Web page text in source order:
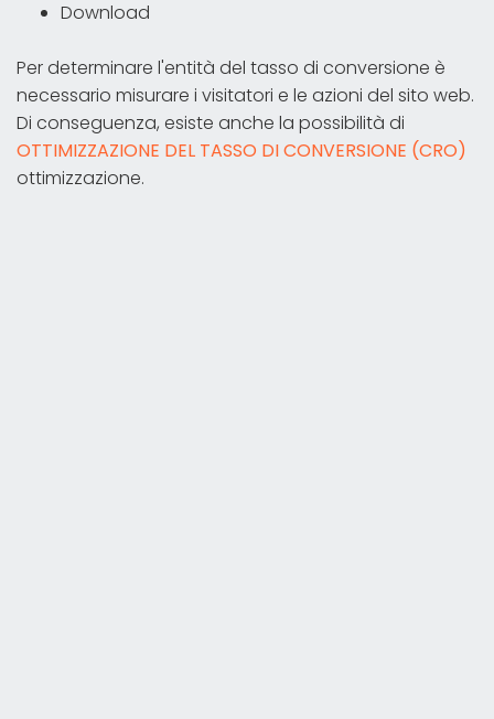
Download
Per determinare l'entità del tasso di conversione è
necessario misurare i visitatori e le azioni del sito web.
Di conseguenza, esiste anche la possibilità di
OTTIMIZZAZIONE DEL TASSO DI CONVERSIONE (CRO)
ottimizzazione.